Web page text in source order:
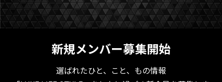
新規メンバー募集開始
選ばれたひと、こと、もの情報